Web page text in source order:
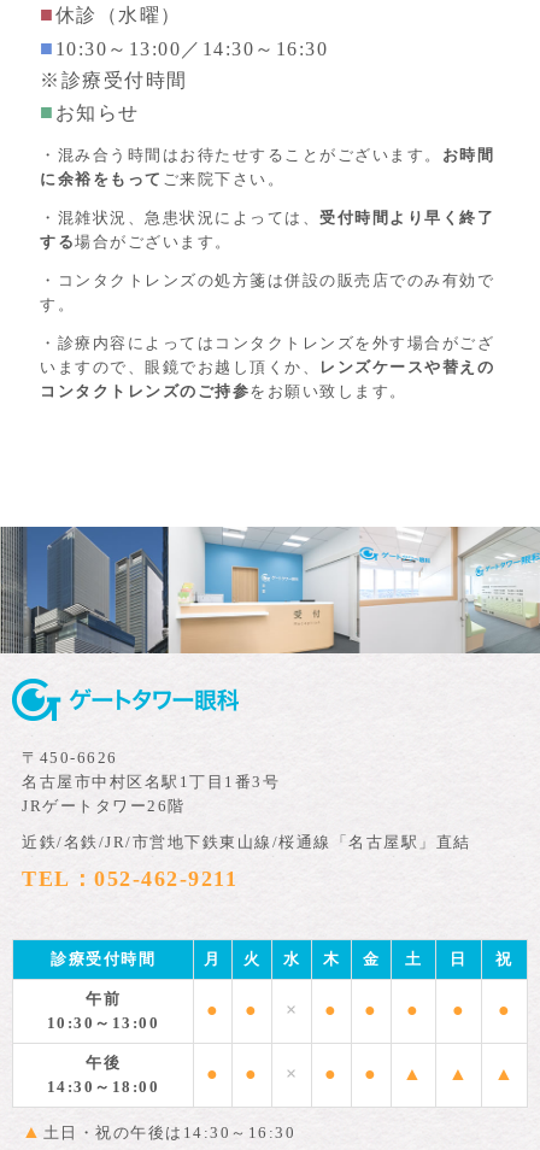
■休診（水曜）
■ 10:30～13:00／14:30～16:30
※診療受付時間
■ お知らせ
・混み合う時間はお待たせすることがございます。 お時間
に余裕をもって ご来院下さい。
・混雑状況、急患状況によっては、 受付時間より早く終了
する場合がございます。
・コンタクトレンズの処方箋は併設の販売店でのみ有効で
す。
・診療内容によってはコンタクトレンズを外す場合がござ
いますので、眼鏡でお越し頂くか、
レンズケースや替えの
コンタクトレンズのご持参をお願い致します。
〒450-6626
名古屋市中村区名駅1丁目1番3号
JRゲートタワー26階
近鉄/名鉄/JR/市営地下鉄東山線/桜通線「名古屋駅」直結
TEL：052-462-9211
診療受付時間 月 火 水 木 金 土 日 祝
午前
10:30～13:00
● ● × ● ● ● ● ●
午後
14:30～18:00
● ● × ● ● ▲ ▲ ▲
▲ 土日・祝の午後は14:30～16:30